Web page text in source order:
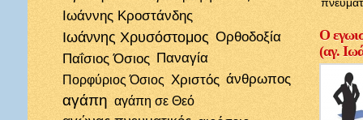
Ιωάννης Κροστάνδης
Ιωάννης Χρυσόστομος Ορθοδοξία
Παΐσιος Όσιος Παναγία
Πορφύριος Όσιος Χριστός άνθρωπος
αγάπη αγάπη σε Θεό
Ο
(αγ.